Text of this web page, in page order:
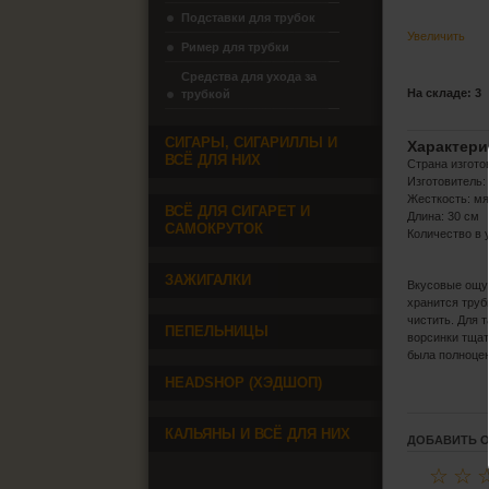
Увеличить
На складе: 3
Страна
Изготовитель:
Жесткость:
Длина: 30 см
Количество в
Вкусовые
хранится
чистить. Для
ворсинки
была
ДОБАВИТЬ
☆
☆
Подставки для трубок
Ример для трубки
Средства для ухода за
трубкой
СИГАРЫ, СИГАРИЛЛЫ И
ВСЁ ДЛЯ НИХ
ВСЁ ДЛЯ СИГАРЕТ И
САМОКРУТОК
ЗАЖИГАЛКИ
ПЕПЕЛЬНИЦЫ
HEADSHOP (ХЭДШОП)
КАЛЬЯНЫ И ВСЁ ДЛЯ НИХ